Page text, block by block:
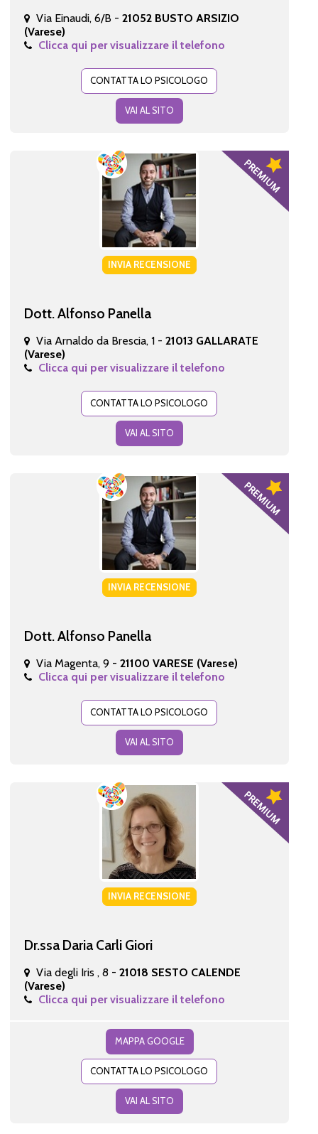
Via Einaudi, 6/B - 21052 BUSTO ARSIZIO
(Varese)
Clicca qui per visualizzare il telefono
CONTATTA LO PSICOLOGO
VAI AL SITO
INVIA RECENSIONE
Dott. Alfonso Panella
Via Arnaldo da Brescia, 1 - 21013 GALLARATE
(Varese)
Clicca qui per visualizzare il telefono
CONTATTA LO PSICOLOGO
VAI AL SITO
INVIA RECENSIONE
Dott. Alfonso Panella
Via Magenta, 9 - 21100 VARESE (Varese)
Clicca qui per visualizzare il telefono
CONTATTA LO PSICOLOGO
VAI AL SITO
INVIA RECENSIONE
Dr.ssa Daria Carli Giori
Via degli Iris , 8 - 21018 SESTO CALENDE
(Varese)
Clicca qui per visualizzare il telefono
MAPPA GOOGLE
CONTATTA LO PSICOLOGO
VAI AL SITO